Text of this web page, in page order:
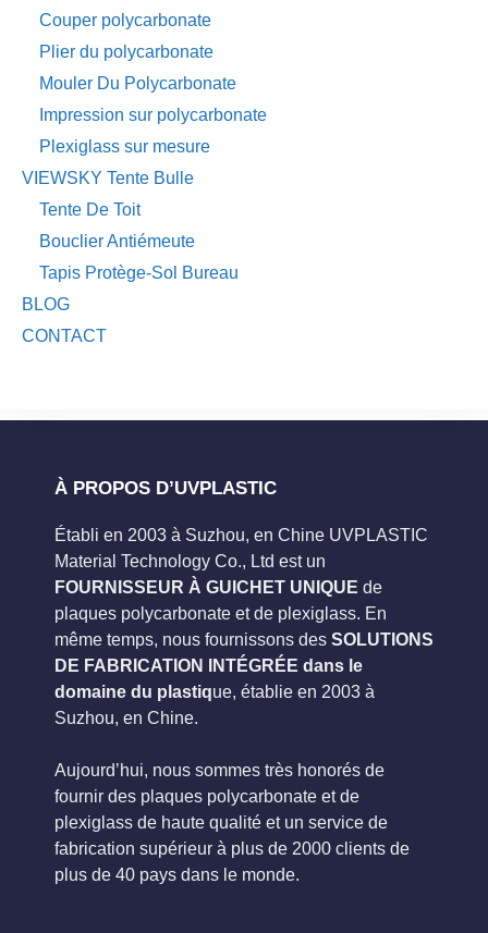
Couper polycarbonate
Plier du polycarbonate
Mouler Du Polycarbonate
Impression sur polycarbonate
Plexiglass sur mesure
VIEWSKY Tente Bulle
Tente De Toit
Bouclier Antiémeute
Tapis Protège-Sol Bureau
BLOG
CONTACT
À PROPOS D’UVPLASTIC
Établi en 2003 à Suzhou, en Chine UVPLASTIC
Material Technology Co., Ltd est un
FOURNISSEUR À GUICHET UNIQUE de
plaques polycarbonate et de plexiglass. En
même temps, nous fournissons des SOLUTIONS
DE FABRICATION INTÉGRÉE dans le
domaine du plastique, établie en 2003 à
Suzhou, en Chine.
Aujourd’hui, nous sommes très honorés de
fournir des plaques polycarbonate et de
plexiglass de haute qualité et un service de
fabrication supérieur à plus de 2000 clients de
plus de 40 pays dans le monde.